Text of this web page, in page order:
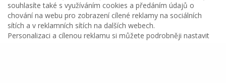
Nastavení soukromí
Odstoupení od smlouvy
Copyright © BONNO GASTRO SERVIS s.r.o. 2026
Kategorie Oblíbené Menu Košík
souhlasíte také s využíváním cookies a předáním údajů o
chování na webu pro zobrazení cílené reklamy na sociálních
sítích a v reklamních sítích na dalších webech.
Personalizaci a cílenou reklamu si můžete podrobněji nastavit